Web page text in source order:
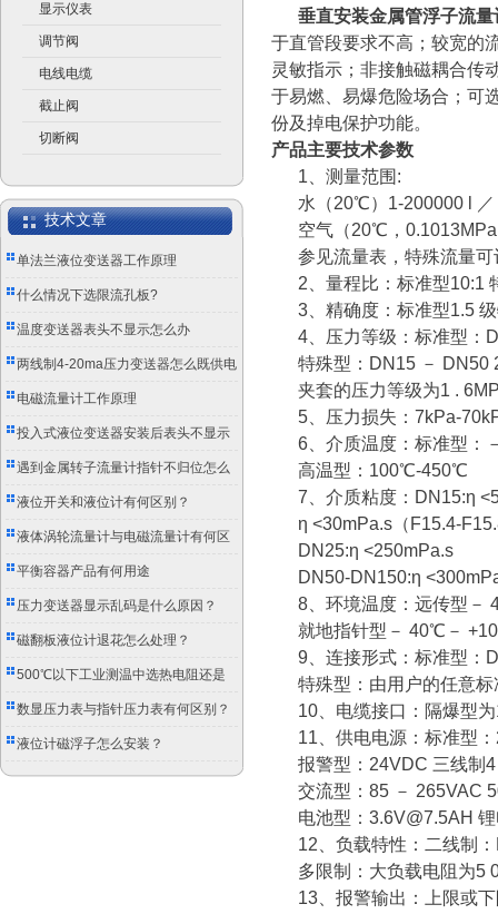
显示仪表
调节阀
电线电缆
截止阀
切断阀
技术文章
单法兰液位变送器工作原理
什么情况下选限流孔板?
温度变送器表头不显示怎么办
两线制4-20ma压力变送器怎么既供电
又传信号？
电磁流量计工作原理
投入式液位变送器安装后表头不显示
怎么办？
遇到金属转子流量计指针不归位怎么
办？
液位开关和液位计有何区别？
液体涡轮流量计与电磁流量计有何区
别？
平衡容器产品有何用途
压力变送器显示乱码是什么原因？
磁翻板液位计退花怎么处理？
500℃以下工业测温中选热电阻还是
双金属温度计？
数显压力表与指针压力表有何区别？
液位计磁浮子怎么安装？
垂直安装金属管浮子流量
于直管段要求不高；较宽的
灵敏指示；非接触磁耦合传
于易燃、易爆危险场合；可
份及掉电保护功能。
产品主要技术参数
1、 测量范围 :
水（20℃） 1-200000 l ／
空气（20℃， 0.1013MPa
参见流量表，特殊流量可
2、 量程比：标准型10:1
3、 精确度：标准型1.5
4、 压力等级：标准型：
特殊型： DN15 － DN50
夹套的压力等级为1 .
5、 压力损失： 7kPa-
6、 介质温度：标准型：
高温型： 100℃-450℃
7、 介质粘度： DN15:η
η <30mPa.s（F15.4-
DN25:η <250mPa.s
DN50-DN150:η
8、 环境温度：远传型－
就地指针型－ 40℃－
9、 连接形式：标准型：
特殊型：由用户的任意
10、 电缆接口：隔爆型为
11、 供电电源：标准型：
报警型： 24VDC 三线制
交流型： 85 － 265VAC
电池型： 3.6V@7.5AH
12、 负载特性：二线制：
多限制：大负载电阻为5
13、 报警输出：上限或